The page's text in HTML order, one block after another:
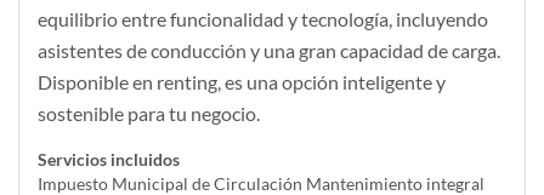
equilibrio entre funcionalidad y tecnología, incluyendo
asistentes de conducción y una gran capacidad de carga.
Disponible en renting, es una opción inteligente y
sostenible para tu negocio.
Servicios incluidos
Impuesto Municipal de Circulación Mantenimiento integral